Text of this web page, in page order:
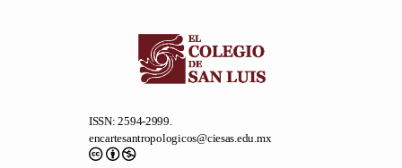
Salvo mención expresa, todo el contenido de
este sitio está bajo una